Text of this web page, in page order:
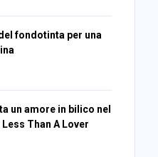
fondotinta per una
un amore in bilico nel
Than A Lover